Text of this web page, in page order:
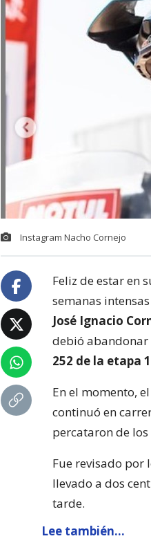
Instagram Nacho Cornejo
Feliz de estar en
semanas
José Ignacio
debió abandonar
252 de la etapa
En el momento,
continuó en
percataron de los
Fue revisado por
llevado a dos
tarde.
Lee también...